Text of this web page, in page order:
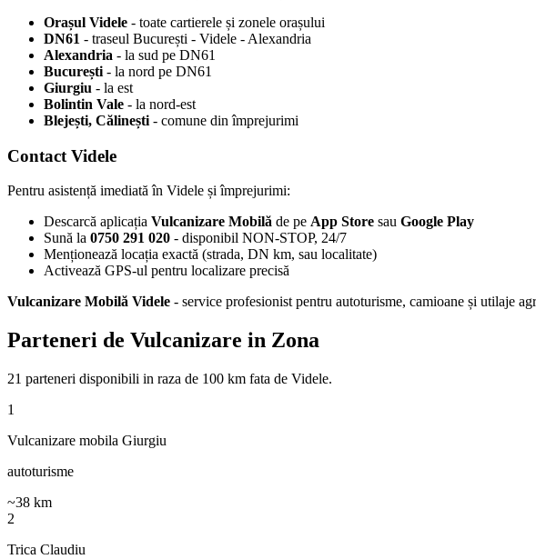
Orașul Videle - toate cartierele și zonele orașului
DN61 - traseul București - Videle - Alexandria
Alexandria - la sud pe DN61
București - la nord pe DN61
Giurgiu - la est
Bolintin Vale - la nord-est
Blejești, Călinești - comune din împrejurimi
Contact Videle
Pentru asistență imediată în Videle și împrejurimi:
Descarcă aplicația Vulcanizare Mobilă de pe App Store sau Google Play
Sună la 0750 291 020 - disponibil NON-STOP, 24/7
Menționează locația exactă (strada, DN km, sau localitate)
Activează GPS-ul pentru localizare precisă
Vulcanizare Mobilă Videle - service profesionist pentru autoturisme, camioane și utilaje
Parteneri de Vulcanizare in Zona
21 parteneri disponibili in raza de 100 km fata de Videle.
1
Vulcanizare mobila Giurgiu
autoturisme
~38 km
2
Trica Claudiu